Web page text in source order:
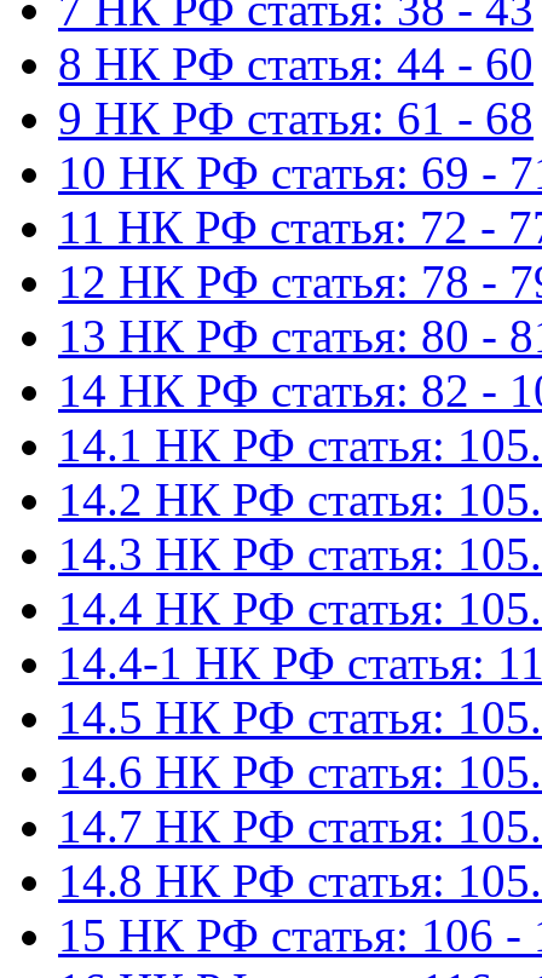
8 НК РФ статья: 44 - 60
9 НК РФ статья: 61 - 68
10 НК РФ статья: 69 -
11 НК РФ статья: 72 -
12 НК РФ статья: 78 -
13 НК РФ статья: 80 -
14 НК РФ статья: 82 -
14.1 НК РФ статья:
14.2 НК РФ статья:
14.3 НК РФ статья:
14.4 НК РФ статья:
14.4-1 НК РФ статья:
14.5 НК РФ статья:
14.6 НК РФ статья:
14.7 НК РФ статья:
14.8 НК РФ статья:
15 НК РФ статья: 106 -